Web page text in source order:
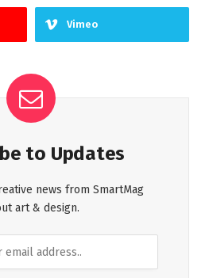
Vimeo
to Updates
news from SmartMag
art & design.